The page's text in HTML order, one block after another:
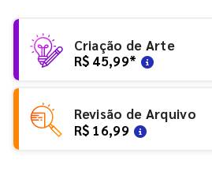
Criação de Arte
R$ 45,99*
Revisão de Arquivo
R$ 16,99